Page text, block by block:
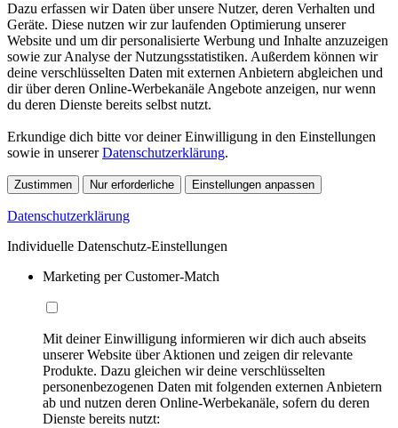
Dazu erfassen wir Daten über unsere Nutzer, deren Verhalten und
Geräte. Diese nutzen wir zur laufenden Optimierung unserer
Website und um dir personalisierte Werbung und Inhalte anzuzeigen
sowie zur Analyse der Nutzungsstatistiken. Außerdem können wir
deine verschlüsselten Daten mit externen Anbietern abgleichen und
dir über deren Online-Werbekanäle Angebote anzeigen, nur wenn
du deren Dienste bereits selbst nutzt.
Erkundige dich bitte vor deiner Einwilligung in den Einstellungen
sowie in unsererDatenschutzerklärung.
Zustimmen Nur erforderliche Einstellungen anpassen
Datenschutzerklärung
Individuelle Datenschutz-Einstellungen
Marketing per Customer-Match
Mit deiner Einwilligung informieren wir dich auch abseits
unserer Website über Aktionen und zeigen dir relevante
Produkte. Dazu gleichen wir deine verschlüsselten
personenbezogenen Daten mit folgenden externen Anbietern
ab und nutzen deren Online-Werbekanäle, sofern du deren
Dienste bereits nutzt: